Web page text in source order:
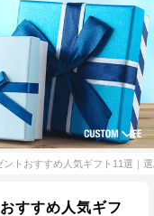
トおすすめ人気ギフト11選｜
すすめ人気ギフ